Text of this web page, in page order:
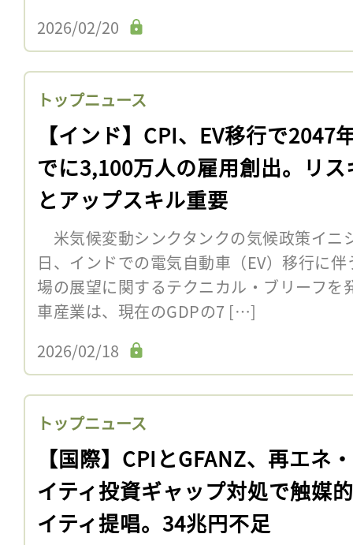
2026/02/20
トップニュース
【インド】CPI、EV移行で2047
でに3,100万人の雇用創出。リス
とアップスキル重要
米気候変動シンクタンクの気候政策イニ
日、インドでの電気自動車（EV）移行に
場の展望に関するテクニカル・ブリーフ
車産業は、現在のGDPの7 […]
2026/02/18
トップニュース
【国際】CPIとGFANZ、再エネ
イティ投資ギャップ対処で触媒
イティ提唱。34兆円不足